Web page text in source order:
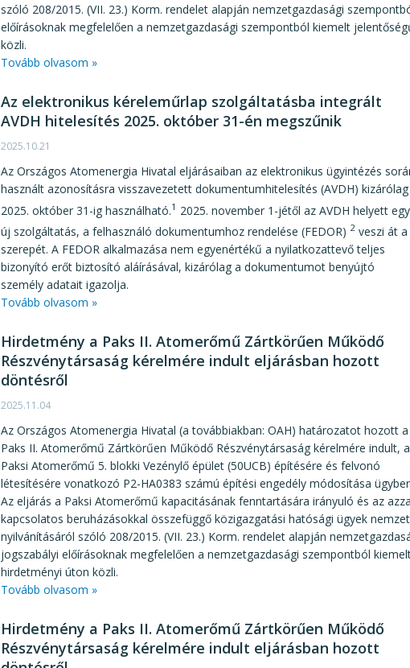
szóló 208/2015. (VII. 23.) Korm. rendelet alapján nemzetgazdasági
előírásoknak megfelelően a nemzetgazdasági szempontból kiemelt
közli.
Tovább olvasom »
Az elektronikus kéreleműrlap szolgáltatásba integrált
AVDH hitelesítés 2025. október 31-én megszűnik
2025.10.21
Az Országos Atomenergia Hivatal eljárásaiban az elektronikus ügyintézés
használt azonosításra visszavezetett dokumentumhitelesítés (AVDH) kizárólag
2025. október 31-ig használható.1 2025. november 1-jétől az AVDH helyett egy
új szolgáltatás, a felhasználó dokumentumhoz rendelése (FEDOR) 2 veszi át a
szerepét. A FEDOR alkalmazása nem egyenértékű a nyilatkozattevő teljes
bizonyító erőt biztosító aláírásával, kizárólag a dokumentumot benyújtó
személy adatait igazolja.
Tovább olvasom »
Hirdetmény a Paks II. Atomerőmű Zártkörűen Működő
Részvénytársaság kérelmére indult eljárásban hozott
döntésről
2025.11.04
Az Országos Atomenergia Hivatal (a továbbiakban: OAH) határozatot hozott a
Paks II. Atomerőmű Zártkörűen Működő Részvénytársaság kérelmére indult, a
Paksi Atomerőmű 5. blokki Vezénylő épület (50UCB) építésére és felvonó
létesítésére vonatkozó P2-HA0383 számú építési engedély módosítása
Az eljárás a Paksi Atomerőmű kapacitásának fenntartására irányuló és az
kapcsolatos beruházásokkal összefüggő közigazgatási hatósági ügyek
nyilvánításáról szóló 208/2015. (VII. 23.) Korm. rendelet alapján
jogszabályi előírásoknak megfelelően a nemzetgazdasági szempontból
hirdetményi úton közli.
Tovább olvasom »
Hirdetmény a Paks II. Atomerőmű Zártkörűen Működő
Részvénytársaság kérelmére indult eljárásban hozott